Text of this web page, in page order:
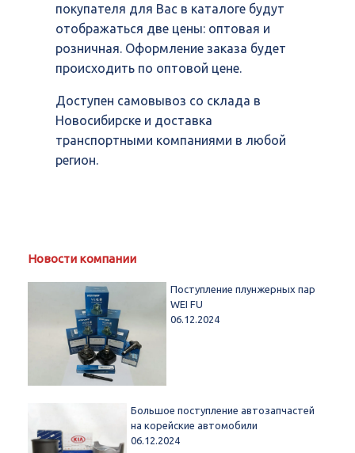
покупателя для Вас в каталоге будут
отображаться две цены: оптовая и
розничная. Оформление заказа будет
происходить по оптовой цене.
Доступен самовывоз со склада в
Новосибирске и доставка
транспортными компаниями в любой
регион.
Новости компании
Поступление плунжерных пар
WEI FU
06.12.2024
Большое поступление автозапчастей
на корейские автомобили
06.12.2024